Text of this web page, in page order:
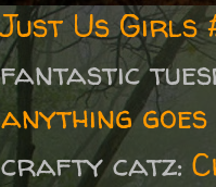
Just Us Girls
fantastic
anything
crafty catz: